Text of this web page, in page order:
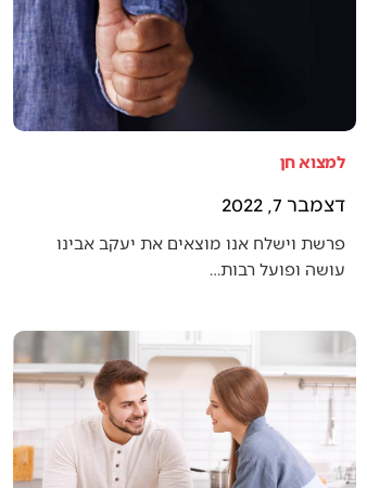
למצוא חן
דצמבר 7, 2022
פרשת וישלח אנו מוצאים את יעקב אבינו
עושה ופועל רבות…